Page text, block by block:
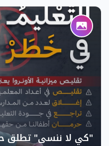
المخيمات الفلسطينية
Development Fund
"كي لا ننسى" تطلق